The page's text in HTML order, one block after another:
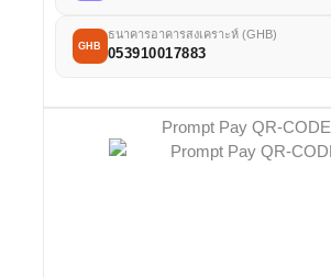
GHB
ธนาคารอาคารสงเคราะห์ (GHB)
053910017883
Prompt Pay QR-CODE